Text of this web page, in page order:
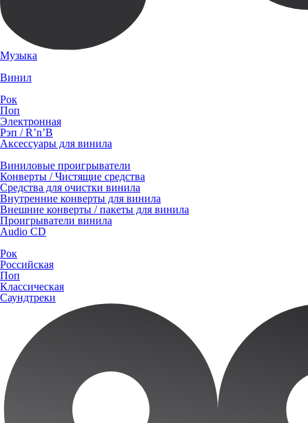
Музыка
Винил
Рок
Поп
Электронная
Рэп / R’n’B
Аксессуары для винила
Виниловые проигрыватели
Конверты / Чистящие средства
Средства для очистки винила
Внутренние конверты для винила
Внешние конверты / пакеты для винила
Проигрыватели винила
Audio CD
Рок
Российская
Поп
Классическая
Саундтреки